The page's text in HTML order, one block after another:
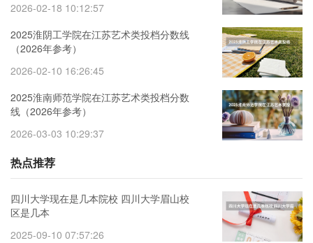
2026-02-18 10:12:57
2025淮阴工学院在江苏艺术类投档分数线
（2026年参考）
2026-02-10 16:26:45
2025淮南师范学院在江苏艺术类投档分数
线（2026年参考）
2026-03-03 10:29:37
热点推荐
四川大学现在是几本院校 四川大学眉山校
区是几本
2025-09-10 07:57:26